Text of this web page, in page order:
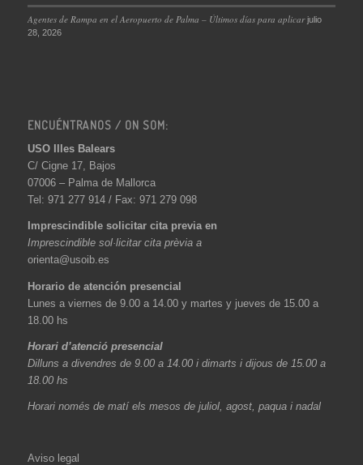
Agentes de Rampa en el Aeropuerto de Palma – Últimos días para aplicar julio
28, 2026
ENCUÉNTRANOS / ON SOM:
USO Illes Balears
C/ Cigne 17, Bajos
07006 – Palma de Mallorca
Tel: 971 277 914 / Fax: 971 279 098
Imprescindible solicitar cita previa en
Imprescindible sol·licitar cita prèvia a
orienta@usoib.es
Horario de atención presencial
Lunes a viernes de 9.00 a 14.00 y martes y jueves de 15.00 a
18.00 hs
Horari d’atenció presencial
Dilluns a divendres de 9.00 a 14.00 i dimarts i dijous de 15.00 a
18.00 hs
Horari només de matí els mesos de juliol, agost, paqua i nadal
Aviso legal